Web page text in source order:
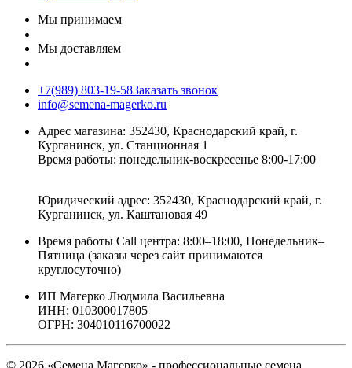
Мы принимаем
Мы доставляем
+7(989) 803-19-58Заказать звонок
info@semena-magerko.ru
Адрес магазина: 352430, Краснодарский край, г.
Курганинск, ул. Станционная 1
Время работы: понедельник-воскресенье 8:00-17:00
Юридический адрес: 352430, Краснодарский край, г.
Курганинск, ул. Каштановая 49
Время работы Call центра: 8:00–18:00, Понедельник–
Пятница (заказы через сайт принимаются
круглосуточно)
ИП Магерко Людмила Васильевна
ИНН: 010300017805
ОГРН: 304010116700022
© 2026 «Семена Магерко» - профессиональные семена